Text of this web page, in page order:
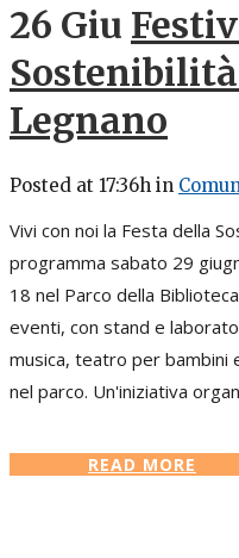
26 Giu
Legnano
Posted at 17:36h in
Vivi con noi la Festa della
programma sabato 29
18 nel Parco della
eventi, con stand e
musica, teatro per bambini
nel parco. Un'iniziativa
READ MORE